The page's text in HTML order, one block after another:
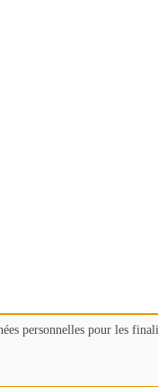
personnelles pour les